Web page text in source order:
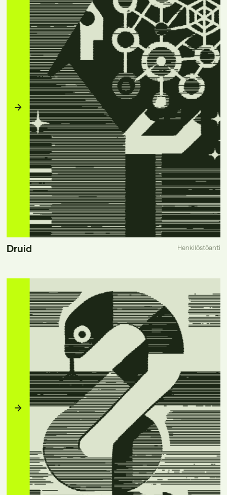
Druid Henkilöstöanti